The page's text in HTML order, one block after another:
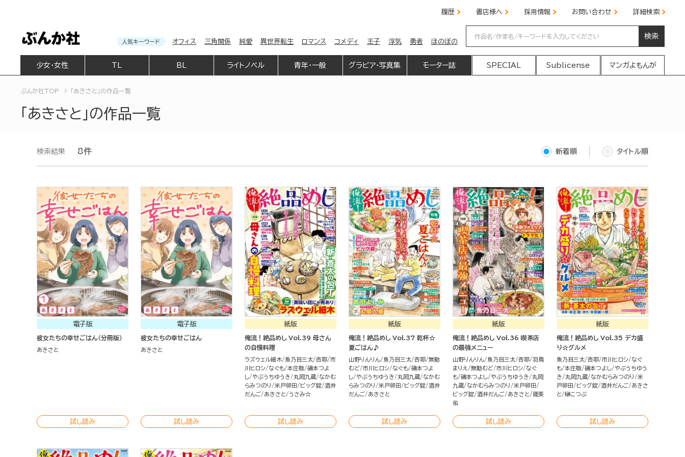
履歴 書店様へ 採用情報 お問い合わせ 詳細検索
人気キーワード オフィス 三角関係 純愛 異世界転生 ロマンス コメディ 王子 浮気 勇者 ほのぼの
検索
少女・女性 BL ライトノベル 青年・一般 グラビア・写真集 モーター誌 SPECIAL Sublicense マンガよもんが
ぶんか社TOP 「あきさと」の作品一覧
「あきさと」の作品一覧
検索結果 8件 新着順 タイトル順
電子版
彼女たちの幸せごはん（分冊版）
あきさと
試し読み
電子版
彼女たちの幸せごはん
あきさと
試し読み
紙版
俺流！絶品めし Vol.39 母さん
の自慢料理
ラズウェル細木 魚乃目三太 杏耶 市
川ヒロシ なぐも 本庄敬 磯本つよ
し やぶうちゆうき 丸岡九蔵 なかむ
らみつのり
米戸卵田 ビッグ錠 酒井
だんご
あきさと うさみ☆
試し読み
紙版
俺流！絶品めし Vol.37 乾杯☆
夏ごはん♪
山野りんりん 魚乃目三太 杏耶 無動
むど 市川ヒロシ なぐも 磯本つよ
し やぶうちゆうき 丸岡九蔵 なかむ
らみつのり
米戸卵田 ビッグ錠 酒井
だんご
あきさと
試し読み
紙版
俺流！絶品めし Vol.36 喫茶店
の最強メニュー
山野りんりん 魚乃目三太 杏耶 羽鳥
まりえ
無動むど 市川ヒロシ なぐ
も 磯本つよし やぶうちゆうき
丸岡
九蔵 なかむらみつのり
米戸卵田
ビッグ錠 酒井だんご あきさと
薩美
佑
試し読み
紙版
俺流！絶品めし Vol.35 デカ盛
り☆グルメ
魚乃目三太 杏耶 市川ヒロシ なぐ
も 本庄敬 磯本つよし やぶうちゆう
き
丸岡九蔵 なかむらみつのり
米
戸卵田
ビッグ錠 酒井だんご
あきさ
と
榊こつぶ
試し読み